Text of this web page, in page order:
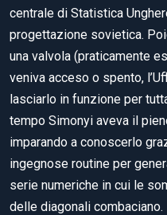
centrale di Statistica
progettazione sovietica.
una valvola (praticamente
veniva acceso o spento,
lasciarlo in funzione per
tempo Simonyi aveva il
imparando a conoscerlo
ingegnose routine per
serie numeriche in cui le
delle diagonali combaciano.